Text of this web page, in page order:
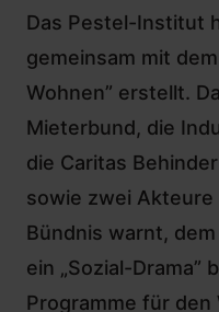
Das Pestel-Institut
gemeinsam mit
Wohnen” erstellt.
Mieterbund, die
die Caritas
sowie zwei
Bündnis warnt,
ein „Sozial-Drama”
Programme für den